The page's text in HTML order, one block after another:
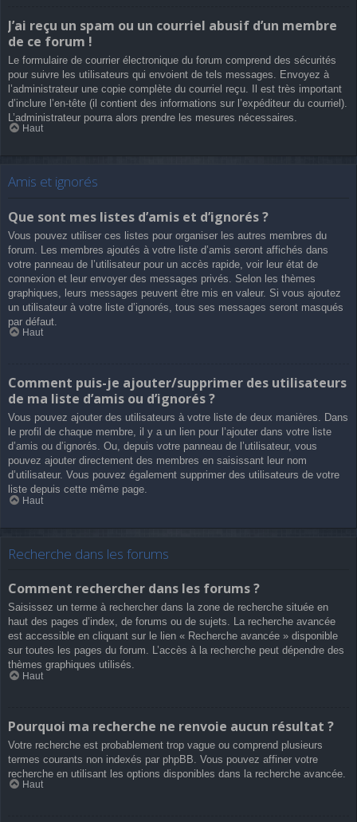
J’ai reçu un spam ou un courriel abusif d’un membre
de ce forum !
Le formulaire de courrier électronique du forum comprend des sécurités
pour suivre les utilisateurs qui envoient de tels messages. Envoyez à
l’administrateur une copie complète du courriel reçu. Il est très important
d’inclure l’en-tête (il contient des informations sur l’expéditeur du courriel).
L’administrateur pourra alors prendre les mesures nécessaires.
Haut
Amis et ignorés
Que sont mes listes d’amis et d’ignorés ?
Vous pouvez utiliser ces listes pour organiser les autres membres du
forum. Les membres ajoutés à votre liste d’amis seront affichés dans
votre panneau de l’utilisateur pour un accès rapide, voir leur état de
connexion et leur envoyer des messages privés. Selon les thèmes
graphiques, leurs messages peuvent être mis en valeur. Si vous ajoutez
un utilisateur à votre liste d’ignorés, tous ses messages seront masqués
par défaut.
Haut
Comment puis-je ajouter/supprimer des utilisateurs
de ma liste d’amis ou d’ignorés ?
Vous pouvez ajouter des utilisateurs à votre liste de deux manières. Dans
le profil de chaque membre, il y a un lien pour l’ajouter dans votre liste
d’amis ou d’ignorés. Ou, depuis votre panneau de l’utilisateur, vous
pouvez ajouter directement des membres en saisissant leur nom
d’utilisateur. Vous pouvez également supprimer des utilisateurs de votre
liste depuis cette même page.
Haut
Recherche dans les forums
Comment rechercher dans les forums ?
Saisissez un terme à rechercher dans la zone de recherche située en
haut des pages d’index, de forums ou de sujets. La recherche avancée
est accessible en cliquant sur le lien « Recherche avancée » disponible
sur toutes les pages du forum. L’accès à la recherche peut dépendre des
thèmes graphiques utilisés.
Haut
Pourquoi ma recherche ne renvoie aucun résultat ?
Votre recherche est probablement trop vague ou comprend plusieurs
termes courants non indexés par phpBB. Vous pouvez affiner votre
recherche en utilisant les options disponibles dans la recherche avancée.
Haut